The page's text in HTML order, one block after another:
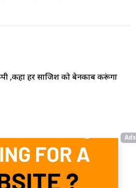
,कहा हर साजिश को बेनकाब करूंगा
Ads